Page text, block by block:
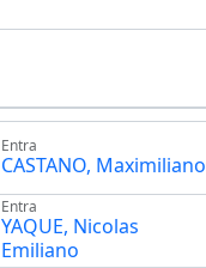
Entra
CASTANO, Maximiliano
Entra
YAQUE, Nicolas
Emiliano